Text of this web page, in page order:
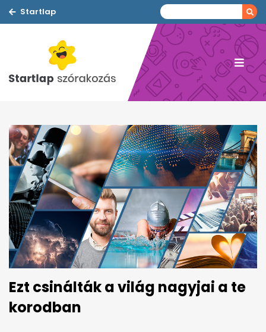
Startlap
Ezt csinálták a világ nagyjai a te
korodban